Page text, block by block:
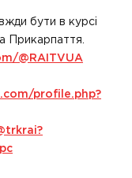
бути в курсі
Прикарпаття.
@RAITVUA
profile.php?